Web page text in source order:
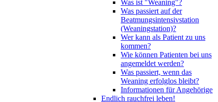
Was ist "Weaning"?
Was passiert auf der
Beatmungsintensivstation
(Weaningstation)?
Wer kann als Patient zu uns
kommen?
Wie können Patienten bei uns
angemeldet werden?
Was passiert, wenn das
Weaning erfolglos bleibt?
Informationen für Angehörige
Endlich rauchfrei leben!